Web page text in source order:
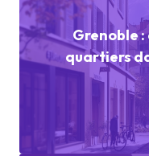
Grenoble
quartiers